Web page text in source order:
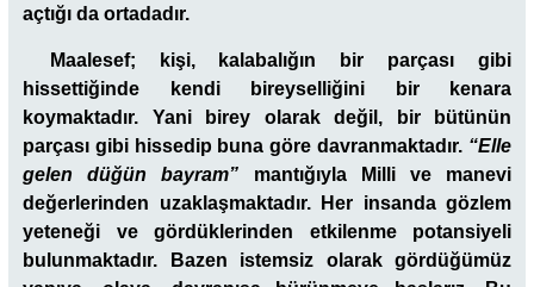
açtığı da ortadadır.
Maalesef; kişi, kalabalığın bir parçası gibi
hissettiğinde kendi bireyselliğini bir kenara
koymaktadır. Yani birey olarak değil, bir bütünün
parçası gibi hissedip buna göre davranmaktadır. “Elle
gelen düğün bayram”
mantığıyla Milli ve manevi
değerlerinden uzaklaşmaktadır. Her insanda gözlem
yeteneği ve gördüklerinden etkilenme potansiyeli
bulunmaktadır. Bazen istemsiz olarak gördüğümüz